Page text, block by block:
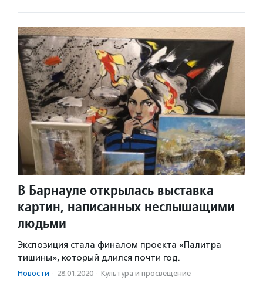
В Барнауле открылась выставка
картин, написанных неслышащими
людьми
Экспозиция стала финалом проекта «Палитра
тишины», который длился почти год.
Новости · 28.01.2020 · Культура и просвещение